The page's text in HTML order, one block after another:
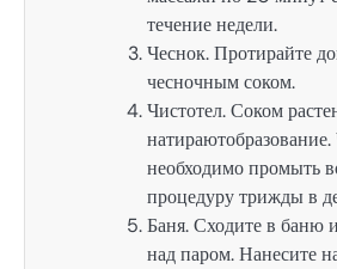
течение недели.
Чеснок. Протирайте
чесночным соком.
Чистотел. Соком
необходимо промыть
процедуру трижды в
Баня. Сходите в баню
над паром. Нанесите